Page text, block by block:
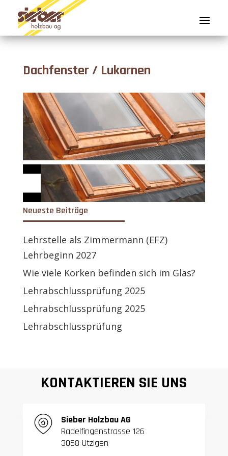
Dachfenster / Lukarnen
Neueste Beiträge
Lehrstelle als Zimmermann (EFZ)
Lehrbeginn 2027
Wie viele Korken befinden sich im Glas?
Lehrabschlussprüfung 2025
Lehrabschlussprüfung 2025
Lehrabschlussprüfung
KONTAKTIEREN SIE UNS
Sieber Holzbau AG
Radelfingenstrasse 126
3068 Utzigen